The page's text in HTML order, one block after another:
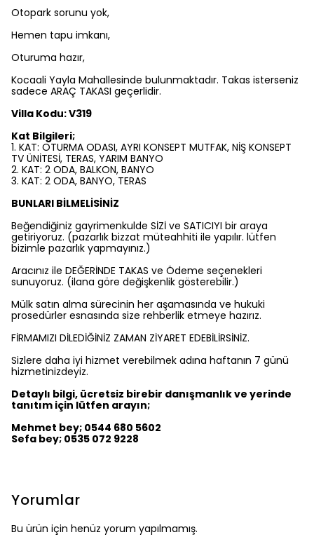
Otopark sorunu yok,
Hemen tapu imkanı,
Oturuma hazır,
Kocaali Yayla Mahallesinde bulunmaktadır. Takas isterseniz
sadece ARAÇ TAKASI geçerlidir.
Villa Kodu: V319
Kat Bilgileri;
1. KAT: OTURMA ODASI, AYRI KONSEPT MUTFAK, NİŞ KONSEPT
TV ÜNİTESİ, TERAS, YARIM BANYO
2. KAT: 2 ODA, BALKON, BANYO
3. KAT: 2 ODA, BANYO, TERAS
BUNLARI BİLMELİSİNİZ
Beğendiğiniz gayrimenkulde SİZİ ve SATICIYI bir araya
getiriyoruz. (pazarlık bizzat müteahhiti ile yapılır. lütfen
bizimle pazarlık yapmayınız.)
Aracınız ile DEĞERİNDE TAKAS ve Ödeme seçenekleri
sunuyoruz. (ilana göre değişkenlik gösterebilir.)
Mülk satın alma sürecinin her aşamasında ve hukuki
prosedürler esnasında size rehberlik etmeye hazırız.
FİRMAMIZI DİLEDİĞİNİZ ZAMAN ZİYARET EDEBİLİRSİNİZ.
Sizlere daha iyi hizmet verebilmek adına haftanın 7 günü
hizmetinizdeyiz.
Detaylı bilgi, ücretsiz birebir danışmanlık ve yerinde
tanıtım için lütfen arayın;
Mehmet bey; 0544 680 5602
Sefa bey; 0535 072 9228
Yorumlar
Bu ürün için henüz yorum yapılmamış.